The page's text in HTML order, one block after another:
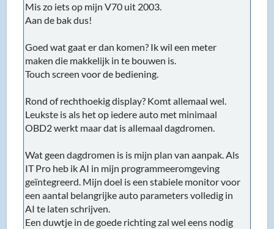
Mis zo iets op mijn V70 uit 2003.
Aan de bak dus!
Goed wat gaat er dan komen? Ik wil een meter
maken die makkelijk in te bouwen is.
Touch screen voor de bediening.
Rond of rechthoekig display? Komt allemaal wel.
Leukste is als het op iedere auto met minimaal
OBD2 werkt maar dat is allemaal dagdromen.
Wat geen dagdromen is is mijn plan van aanpak. Als
IT Pro heb ik AI in mijn programmeeromgeving
geïntegreerd. Mijn doel is een stabiele monitor voor
een aantal belangrijke auto parameters volledig in
AI te laten schrijven.
Een duwtje in de goede richting zal wel eens nodig